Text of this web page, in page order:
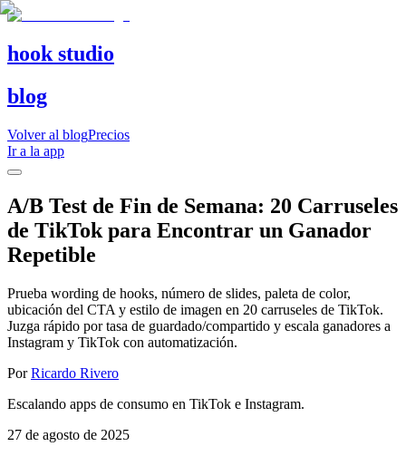
hook studio
blog
Volver al blogPrecios
Ir a la app
A/B Test de Fin de Semana: 20 Carruseles
de TikTok para Encontrar un Ganador
Repetible
Prueba wording de hooks, número de slides, paleta de color,
ubicación del CTA y estilo de imagen en 20 carruseles de TikTok.
Juzga rápido por tasa de guardado/compartido y escala ganadores a
Instagram y TikTok con automatización.
Por Ricardo Rivero
Escalando apps de consumo en TikTok e Instagram.
27 de agosto de 2025